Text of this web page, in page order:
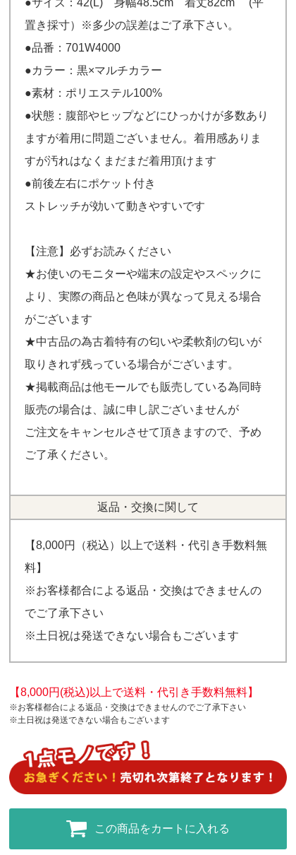
置き採寸）※多少の誤差はご了承下さい。
●品番：701W4000
●カラー：黒×マルチカラー
●素材：ポリエステル100%
●状態：腹部やヒップなどにひっかけが多数あり
ますが着用に問題ございません。着用感ありま
すが汚れはなくまだまだ着用頂けます
●前後左右にポケット付き
ストレッチが効いて動きやすいです
【注意】必ずお読みください
★お使いのモニターや端末の設定やスペックに
より、実際の商品と色味が異なって見える場合
がございます
★中古品の為古着特有の匂いや柔軟剤の匂いが
取りきれず残っている場合がございます。
★掲載商品は他モールでも販売している為同時
販売の場合は、誠に申し訳ございませんが
ご注文をキャンセルさせて頂きますので、予め
ご了承ください。
返品・交換に関して
【8,000円（税込）以上で送料・代引き手数料無
料】
※お客様都合による返品・交換はできませんの
でご了承下さい
※土日祝は発送できない場合もございます
【8,000円(税込)以上で送料・代引き手数料無料】
※お客様都合による返品・交換はできませんのでご了承下さい
※土日祝は発送できない場合もございます
この商品をカートに入れる